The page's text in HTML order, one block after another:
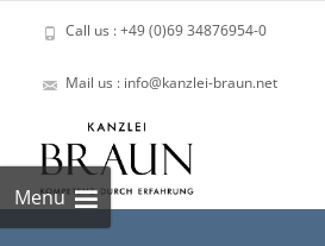
Call us : +49 (0)69 34876954-0
Mail us : info@kanzlei-braun.net
Menu